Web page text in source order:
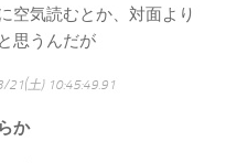
空気読むとか、対面より
思うんだが
21(土) 10:45:49.91
か